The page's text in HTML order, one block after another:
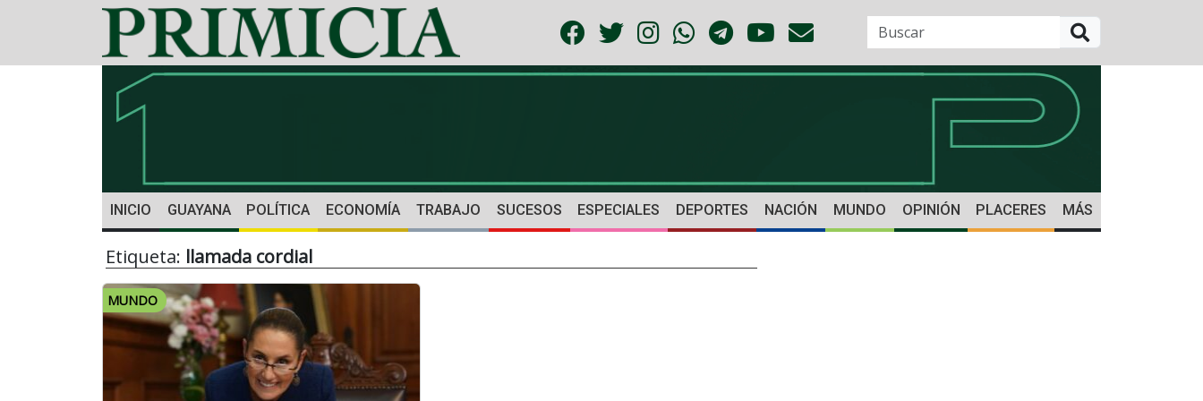
INICIO GUAYANA POLÍTICA ECONOMÍA TRABAJO SUCESOS ESPECIALES DEPORTES NACIÓN MUNDO OPINIÓN PLACERES MÁS
Etiqueta: llamada cordial
MUNDO